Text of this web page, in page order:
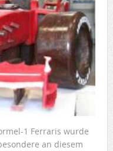
1 Ferraris wurde
an diesem